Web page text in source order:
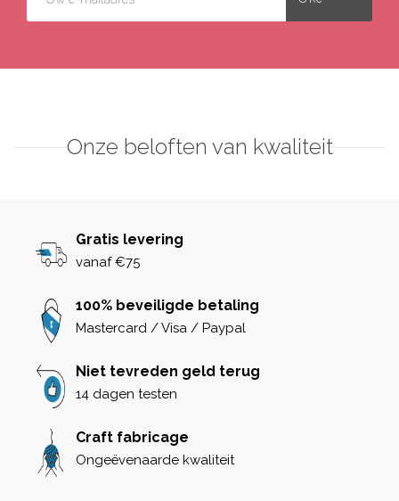
Onze beloften van kwaliteit
Gratis levering
vanaf €75
100% beveiligde betaling
Mastercard / Visa / Paypal
Niet tevreden geld terug
14 dagen testen
Craft fabricage
Ongeëvenaarde kwaliteit